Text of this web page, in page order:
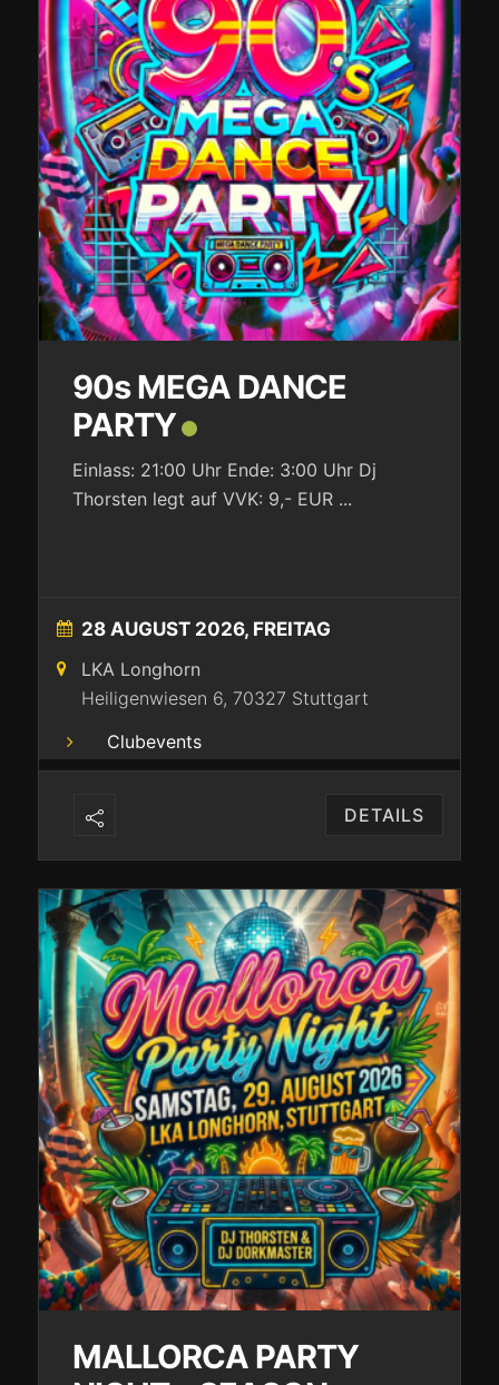
90s MEGA DANCE
PARTY
Einlass: 21:00 Uhr Ende: 3:00 Uhr Dj
Thorsten legt auf VVK: 9,- EUR ...
28 AUGUST 2026, FREITAG
LKA Longhorn
Heiligenwiesen 6, 70327 Stuttgart
Clubevents
DETAILS
MALLORCA PARTY